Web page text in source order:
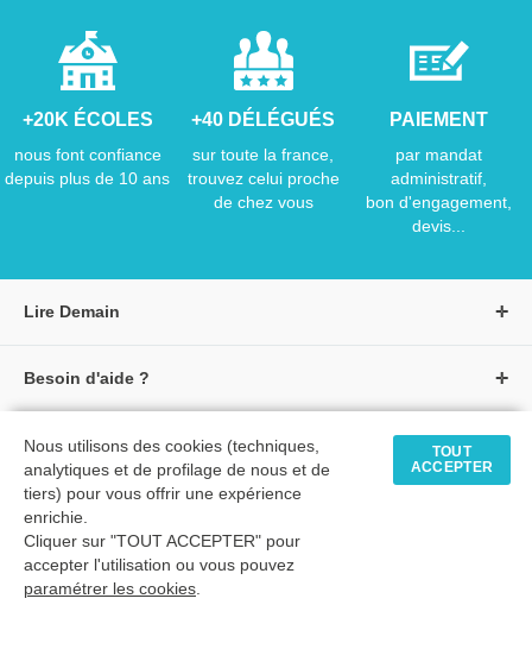
+20K ÉCOLES
nous font confiance
depuis plus de 10 ans
+40 DÉLÉGUÉS
sur toute la france,
trouvez celui proche
de chez vous
PAIEMENT
par mandat
administratif,
bon d'engagement,
devis...
Lire Demain
S'identifier
Créer un compte
★ Avis clients vérifiés
Besoin d'aide ?
Suivre une commande
Modes de paiement
Livraisons et retours
Tarifs négociés
Comment passer commande
Nous contacter
Formulaire de contact
Siège social
Tous nos livres
Livres petite enfance
Livres maternelle
Nous utilisons des cookies (techniques,
analytiques et de profilage de nous et de
tiers) pour vous offrir une expérience
enrichie.
Cliquer sur "TOUT ACCEPTER" pour
accepter l'utilisation ou vous pouvez
paramétrer les cookies.
TOUT
ACCEPTER